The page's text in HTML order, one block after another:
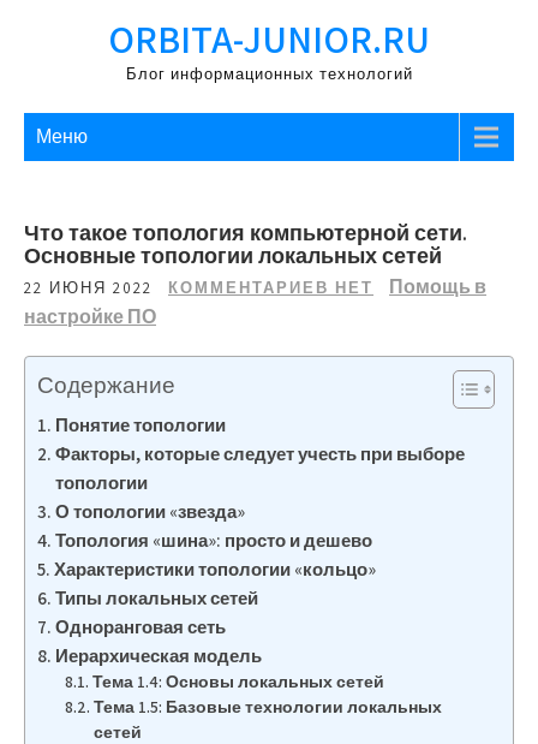
ORBITA-JUNIOR.RU
Блог информационных технологий
Меню
Что такое топология компьютерной сети.
Основные топологии локальных сетей
22 ИЮНЯ 2022 КОММЕНТАРИЕВ НЕТ
Помощь в
настройке ПО
Содержание
Понятие топологии
Факторы, которые следует учесть при выборе
топологии
О топологии «звезда»
Топология «шина»: просто и дешево
Характеристики топологии «кольцо»
Типы локальных сетей
Одноранговая сеть
Иерархическая модель
Тема 1.4: Основы локальных сетей
Тема 1.5: Базовые технологии локальных
сетей